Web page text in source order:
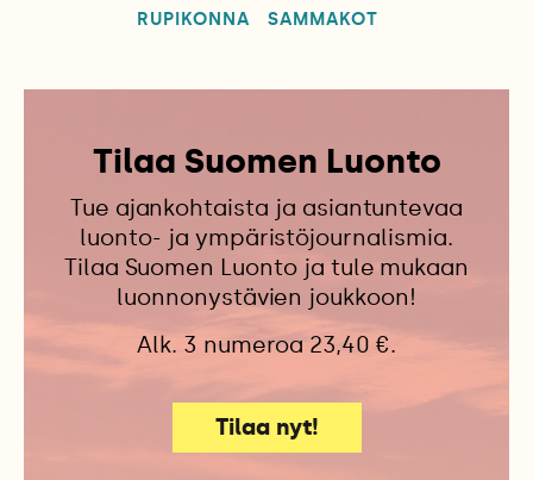
RUPIKONNA
SAMMAKOT
Tilaa Suomen Luonto
Tue ajankohtaista ja asiantuntevaa
luonto- ja ympäristöjournalismia.
Tilaa Suomen Luonto ja tule mukaan
luonnonystävien joukkoon!
Alk. 3 numeroa 23,40 €.
Tilaa nyt!